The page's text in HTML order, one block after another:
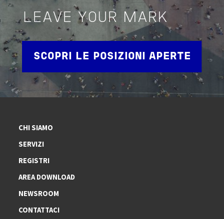
LEAVE YOUR MARK
SCOPRI LE POSIZIONI APERTE
CHI SIAMO
SERVIZI
REGISTRI
AREA DOWNLOAD
NEWSROOM
CONTATTACI